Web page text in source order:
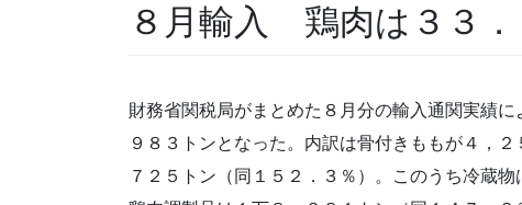
８月輸入 鶏肉は３３．
財務省関税局がまとめた８月分の輸入通関実績
９８３トンとなった。内訳は骨付きももが４，
７２５トン（同１５２．３％）。このうち冷蔵